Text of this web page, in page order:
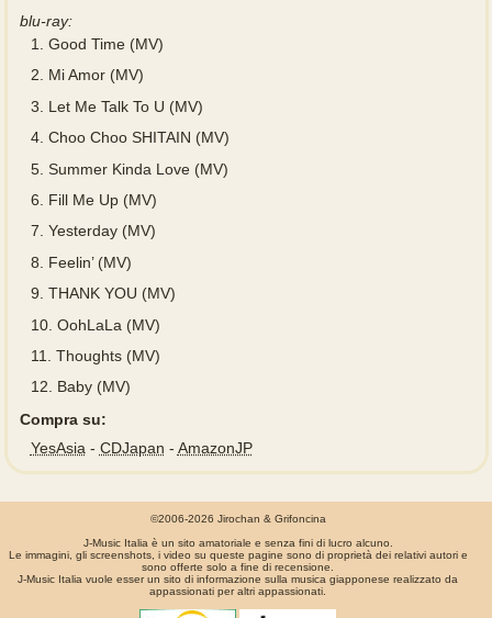
blu-ray:
1.
Good Time (MV)
2. Mi Amor (MV)
3.
Let Me Talk To U (MV)
4. Choo Choo SHITAIN (MV)
5. Summer Kinda Love (MV)
6.
Fill Me Up (MV)
7. Yesterday (MV)
8.
Feelin’ (MV)
9. THANK YOU (MV)
10. OohLaLa (MV)
11.
Thoughts (MV)
12. Baby (MV)
Compra su:
YesAsia- CDJapan - AmazonJP
©2006-2026 Jirochan & Grifoncina
J-Music Italia è un sito amatoriale e senza fini di lucro alcuno.
Le immagini, gli screenshots, i video su queste pagine sono di proprietà dei relativi autori e
sono offerte solo a fine di recensione.
J-Music Italia vuole esser un sito di informazione sulla musica giapponese realizzato da
appassionati per altri appassionati.